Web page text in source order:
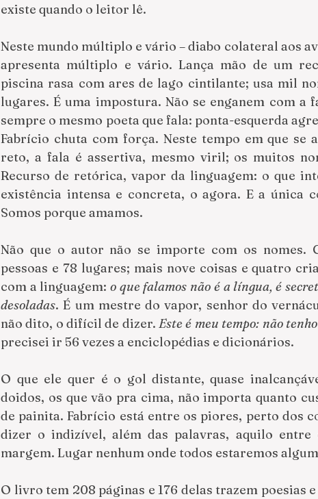
existe quando o leitor lê.
Neste mundo múltiplo e vário – diabo colateral aos
apresenta múltiplo e vário. Lança mão de um
piscina rasa com ares de lago cintilante; usa mil
lugares. É uma impostura. Não se enganem com a
sempre o mesmo poeta que fala: ponta-esquerda
Fabrício chuta com força. Neste tempo em que se
reto, a fala é assertiva, mesmo viril; os muitos
Recurso de retórica, vapor da linguagem: o que
existência intensa e concreta, o agora. E a única
Somos porque amamos.
Não que o autor não se importe com os nomes.
pessoas e 78 lugares; mais nove coisas e quatro
com a linguagem: o que falamos não é a língua, é
desoladas. É um mestre do vapor, senhor do
não dito, o difícil de dizer. Este é meu tempo: não
precisei ir 56 vezes a enciclopédias e dicionários.
O que ele quer é o gol distante, quase
doidos, os que vão pra cima, não importa quanto
de painita. Fabrício está entre os piores, perto dos
dizer o indizível, além das palavras, aquilo entre
margem. Lugar nenhum onde todos estaremos
O livro tem 208 páginas e 176 delas trazem poesias